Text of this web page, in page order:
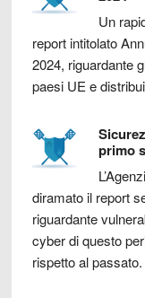
Un
report intitolato
2024, riguardante
paesi UE e
primo
diramato il report
riguardante
cyber di questo
rispetto al passato.